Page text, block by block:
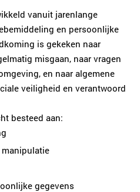
vanuit jarenlange
en persoonlijke
is gekeken naar
misgaan, naar vragen
en naar algemene
veiligheid en verantwoord
besteed aan:
gegevens